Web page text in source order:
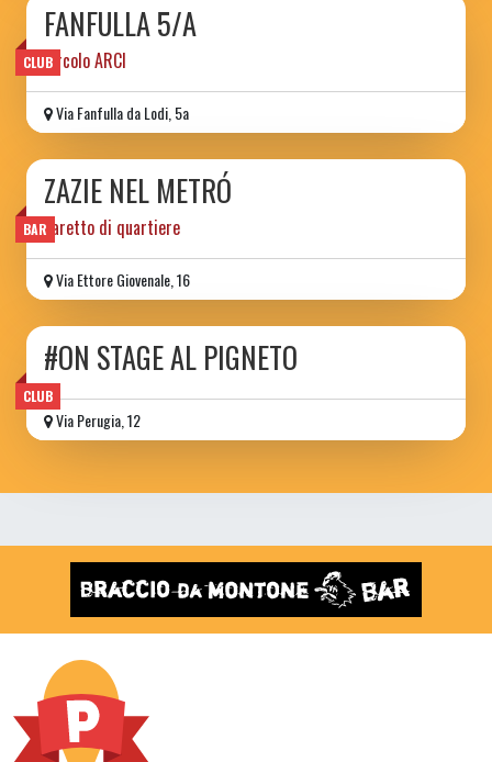
CLUB
FANFULLA 5/A
circolo ARCI
Via Fanfulla da Lodi, 5a
BAR
ZAZIE NEL METRÓ
baretto di quartiere
Via Ettore Giovenale, 16
CLUB
#ON STAGE AL PIGNETO
Via Perugia, 12